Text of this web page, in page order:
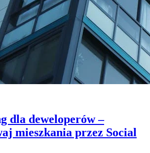
dla deweloperów –
mieszkania przez Social